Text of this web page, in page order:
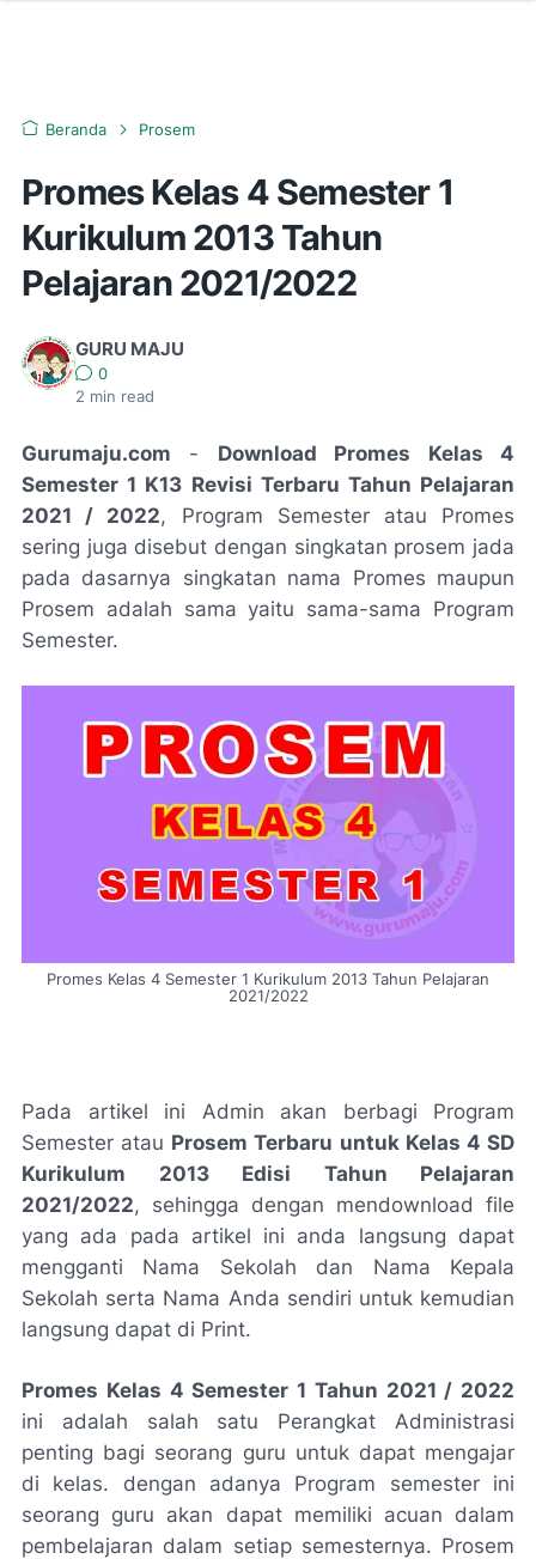
Beranda Prosem
Promes Kelas 4 Semester 1
Kurikulum 2013 Tahun
Pelajaran 2021/2022
GURU MAJU
0
2 min read
Gurumaju.com - Download Promes Kelas 4
Semester 1 K13 Revisi Terbaru Tahun Pelajaran
2021 / 2022, Program Semester atau Promes
sering juga disebut dengan singkatan prosem jada
pada dasarnya singkatan nama Promes maupun
Prosem adalah sama yaitu sama-sama Program
Semester.
Promes Kelas 4 Semester 1 Kurikulum 2013 Tahun Pelajaran
2021/2022
Pada artikel ini Admin akan berbagi Program
Semester atau Prosem Terbaru untuk Kelas 4 SD
Kurikulum 2013 Edisi Tahun Pelajaran
2021/2022, sehingga dengan mendownload file
yang ada pada artikel ini anda langsung dapat
mengganti Nama Sekolah dan Nama Kepala
Sekolah serta Nama Anda sendiri untuk kemudian
langsung dapat di Print.
Promes Kelas 4 Semester 1 Tahun 2021 / 2022
ini adalah salah satu Perangkat Administrasi
penting bagi seorang guru untuk dapat mengajar
di kelas. dengan adanya Program semester ini
seorang guru akan dapat memiliki acuan dalam
pembelajaran dalam setiap semesternya. Prosem